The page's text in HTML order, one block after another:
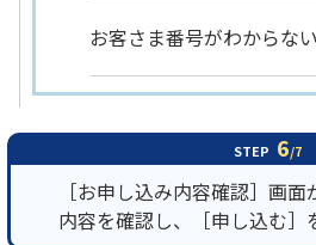
お客さま番号がわからな
STEP 6/7
［お申し込み内容確認］画面
内容を確認し、［申し込む］